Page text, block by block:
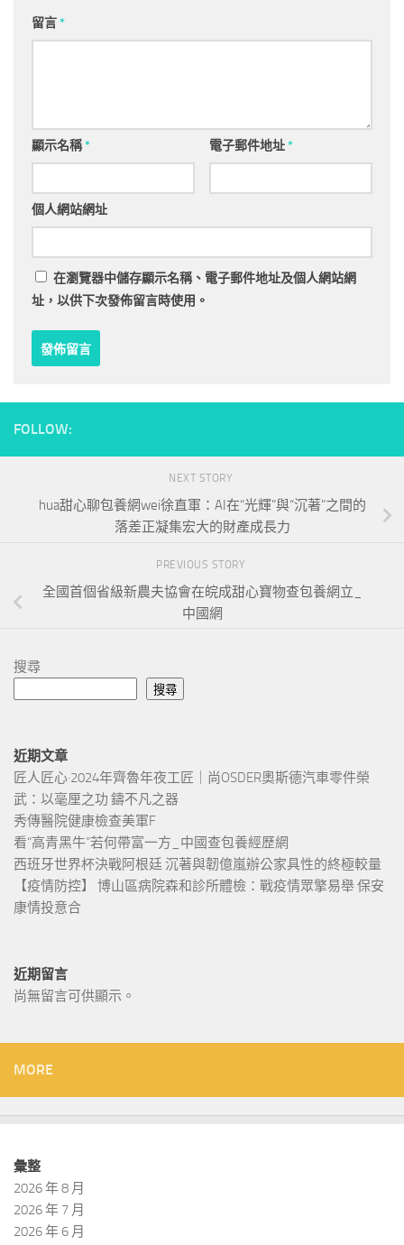
留言*
顯示名稱* 電子郵件地址*
個人網站網址
在瀏覽器中儲存顯示名稱、電子郵件地址及個人網站網
址，以供下次發佈留言時使用。
FOLLOW:
NEXT STORY
hua甜心聊包養網wei徐直軍：AI在“光輝”與“沉著”之間的
落差正凝集宏大的財產成長力
PREVIOUS STORY
全國首個省級新農夫協會在皖成甜心寶物查包養網立_
中國網
搜尋
搜尋
近期文章
匠人匠心·2024年齊魯年夜工匠｜尚OSDER奧斯德汽車零件榮
武：以毫厘之功 鑄不凡之器
秀傳醫院健康檢查美軍F
看“高青黑牛”若何帶富一方_中國查包養經歷網
西班牙世界杯決戰阿根廷 沉著與韌億嵐辦公家具性的終極較量
【疫情防控】 博山區病院森和診所體檢：戰疫情眾擎易舉 保安
康情投意合
近期留言
尚無留言可供顯示。
MORE
彙整
2026 年 8 月
2026 年 7 月
2026 年 6 月